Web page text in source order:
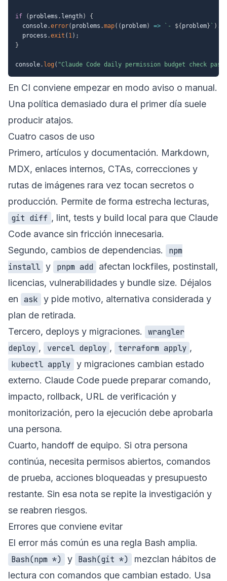
if ( problems . length)
{
  console
.error( problems .map( ( problem) => ` - ${ problem} ` ) .
  process
.exit ( 1) ;
}
console. log ( "Claude Code daily permission budget check
En CI conviene empezar en modo aviso o manual.
Una política demasiado dura el primer día suele
producir atajos.
Cuatro casos de uso
Primero, artículos y documentación. Markdown,
MDX, enlaces internos, CTAs, correcciones y
rutas de imágenes rara vez tocan secretos o
producción. Permite de forma estrecha lecturas,
git diff , lint, tests y build local para que Claude
Code avance sin fricción innecesaria.
Segundo, cambios de dependencias.
npm
install y pnpm add
afectan lockfiles, postinstall,
licencias, vulnerabilidades y bundle size. Déjalos
en ask y pide motivo, alternativa considerada y
plan de retirada.
Tercero, deploys y migraciones.
wrangler
deploy , vercel deploy , terraform apply ,
kubectl apply y migraciones cambian estado
externo. Claude Code puede preparar comando,
impacto, rollback, URL de verificación y
monitorización, pero la ejecución debe aprobarla
una persona.
Cuarto, handoff de equipo. Si otra persona
continúa, necesita permisos abiertos, comandos
de prueba, acciones bloqueadas y presupuesto
restante. Sin esa nota se repite la investigación y
se reabren riesgos.
Errores que conviene evitar
El error más común es una regla Bash amplia.
Bash(npm *)
y Bash(git *)
mezclan hábitos de
lectura con comandos que cambian estado. Usa